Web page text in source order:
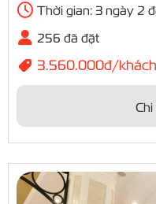
Thời gian: 3 ngày 2
256 đã đặt
3.560.000đ/khách